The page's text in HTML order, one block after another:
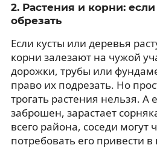
2. Растения и корни:
обрезать
Если кусты или деревья
корни залезают на чужой
дорожки, трубы или
право их подрезать. Но
трогать растения нельзя. А
заброшен, зарастает
всего района, соседи могут
потребовать его привести в